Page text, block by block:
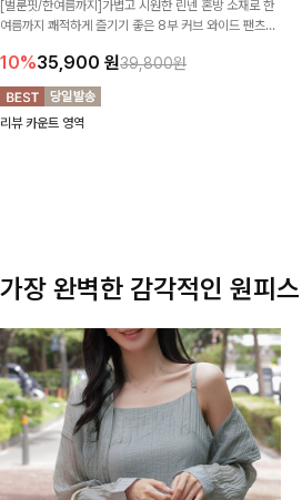
[벌룬핏/한여름까지]가볍고 시원한 린넨 혼방 소재로 한
여름까지 쾌적하게 즐기기 좋은 8부 커브 와이드 팬츠
출해줘요 ✨
10%35,900 원39,800원
리뷰 카운트 영역
가장 완벽한 감각적인 원피스